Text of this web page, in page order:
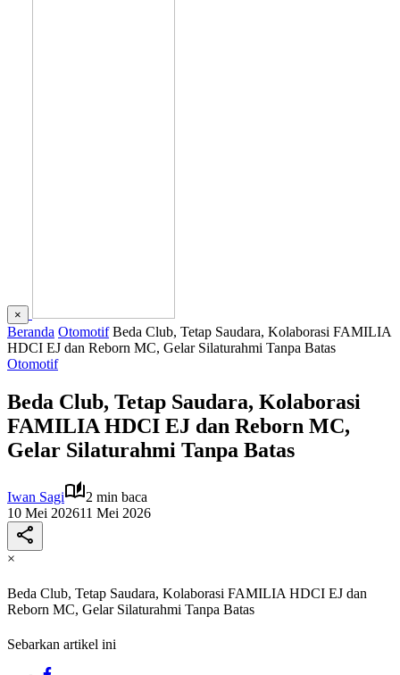
×
Beranda Otomotif Beda Club, Tetap Saudara, Kolaborasi FAMILIA
HDCI EJ dan Reborn MC, Gelar Silaturahmi Tanpa Batas
Otomotif
Beda Club, Tetap Saudara, Kolaborasi
FAMILIA HDCI EJ dan Reborn MC,
Gelar Silaturahmi Tanpa Batas
Iwan Sagi
2 min baca
10 Mei 202611 Mei 2026
×
Beda Club, Tetap Saudara, Kolaborasi FAMILIA HDCI EJ dan
Reborn MC, Gelar Silaturahmi Tanpa Batas
Sebarkan artikel ini